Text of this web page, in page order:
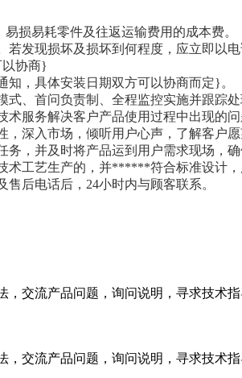
易损易耗零件及往返运输费用的成本费
发现损坏及损坏到何程度，应立即以
以协商}
，具体安装日期双方可以协商而定}。
、首问负责制、全程监控实施并跟踪处
服务解决客户产品使用过程中出现
深入市场，倾听用户心声，了解客户愿
，并及时将产品运到用户需求现场，确
术工艺生产的，并******符合标准设
后电话后，24小时内与顾客联系。
交流产品问题，询问说明，寻求技术指
交流产品问题，询问说明，寻求技术指